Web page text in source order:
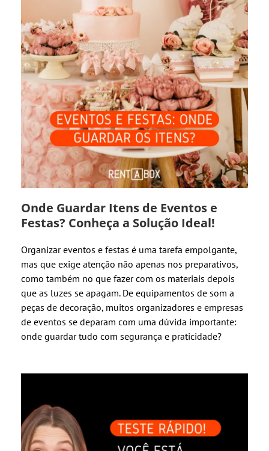
Onde Guardar Itens de Eventos e
Festas? Conheça a Solução Ideal!
Organizar eventos e festas é uma tarefa empolgante,
mas que exige atenção não apenas nos preparativos,
como também no que fazer com os materiais depois
que as luzes se apagam. De equipamentos de som a
peças de decoração, muitos organizadores e empresas
de eventos se deparam com uma dúvida importante:
onde guardar tudo com segurança e praticidade?